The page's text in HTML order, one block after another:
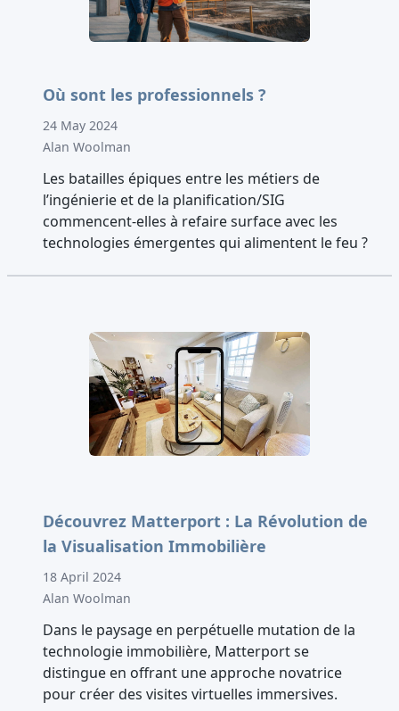
Où sont les professionnels ?
24 May 2024
Alan Woolman
Les batailles épiques entre les métiers de
l’ingénierie et de la planification/SIG
commencent-elles à refaire surface avec les
technologies émergentes qui alimentent le feu ?
Découvrez Matterport : La Révolution de
la Visualisation Immobilière
18 April 2024
Alan Woolman
Dans le paysage en perpétuelle mutation de la
technologie immobilière, Matterport se
distingue en offrant une approche novatrice
pour créer des visites virtuelles immersives.